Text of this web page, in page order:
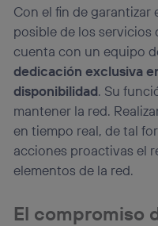
Con el fin de
posible de los servicios
cuenta con un equipo
dedicación exclusiva
disponibilidad. Su
mantener la red.
en tiempo real, de tal
acciones proactivas el
elementos de la red.
El compromiso